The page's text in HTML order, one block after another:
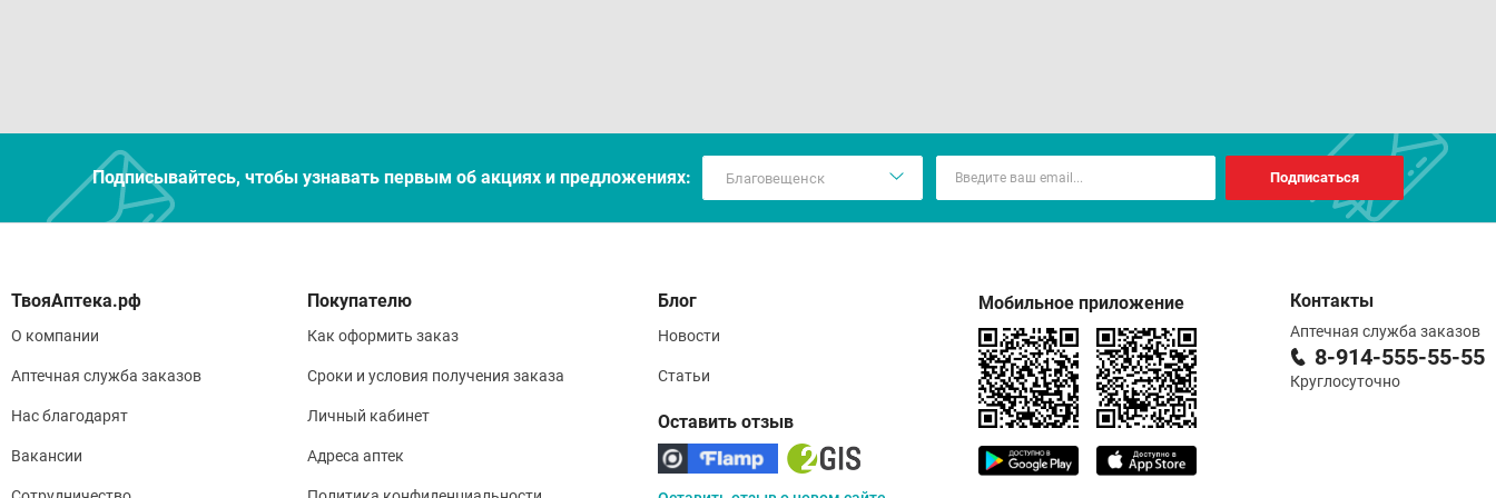
от 2℃ до 25℃.
Подписывайтесь, чтобы узнавать первым об акцияx и предложениях: Подписаться
О компании
Аптечная служба заказов
Нас благодарят
Вакансии
Покупателю
Как оформить заказ
Сроки и условия получения заказа
Личный кабинет
Адреса аптек
Блог
Новости
Статьи
Оставить отзыв
Мобильное приложение Контакты
Аптечная служба заказов
8-914-555-55-55
Круглосуточно